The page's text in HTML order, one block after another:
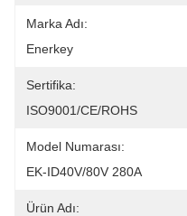
Marka Adı:
Enerkey
Sertifika:
ISO9001/CE/ROHS
Model Numarası:
EK-ID40V/80V 280A
Ürün Adı: